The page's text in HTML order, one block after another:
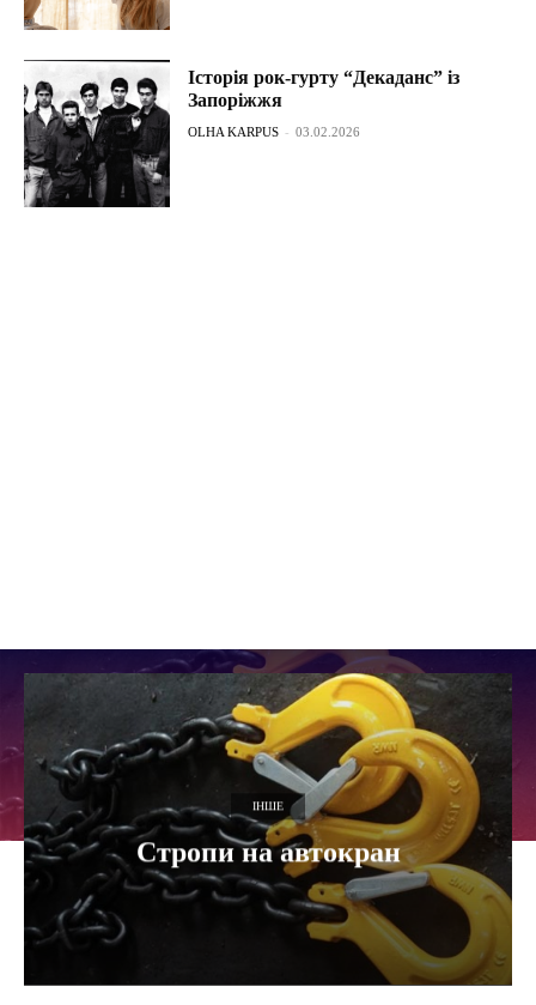
Історія рок-гурту “Декаданс” із
Запоріжжя
OLHA KARPUS - 03.02.2026